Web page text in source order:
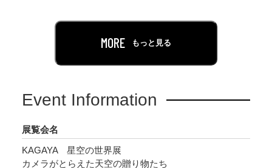
宇宙」のパートにわけて展示いたします。新た
に撮り下ろした最新作も初公開されるほか、約1
さらに来場者が撮影できるフォトスポットを設
催。天の川、月、オーロラなど魅力あふれる写
真や映像で星空を体感しながら自然に、地球や
MORE もっと見る
Event Information
展覧会名
KAGAYA 星空の世界展
カメラがとらえた天空の贈り物たち